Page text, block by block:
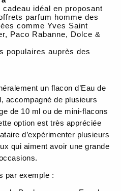
cadeau idéal en proposant
parfum homme des
comme Yves Saint
Paco Rabanne, Dolce &
populaires auprès des
un flacon d’Eau de
accompagné de plusieurs
de 10 ml ou de mini-flacons
option est très appréciée
d’expérimenter plusieurs
qui aiment avoir une grande
par exemple :